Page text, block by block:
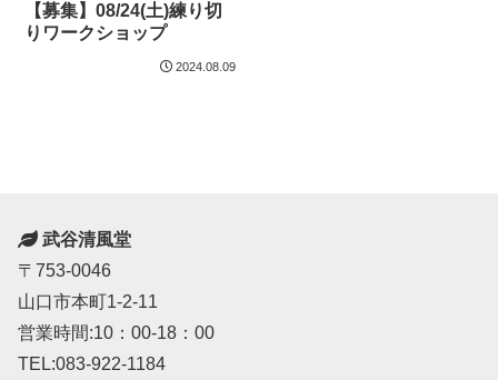
【募集】08/24(土)練り切
りワークショップ
2024.08.09
武谷清風堂
〒753-0046
山口市本町1-2-11
営業時間:10：00-18：00
TEL:083-922-1184